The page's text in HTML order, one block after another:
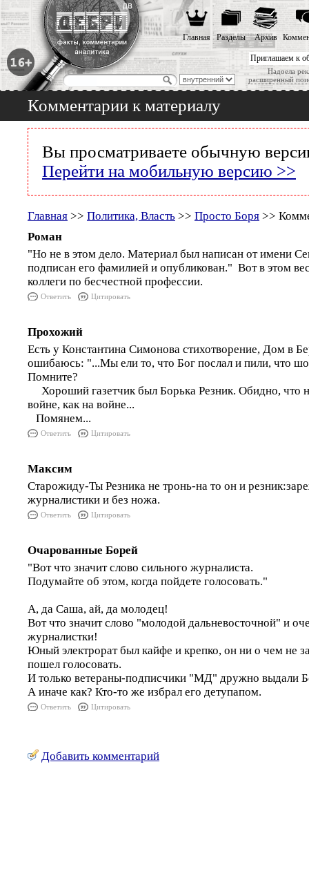
Приглашаем к
Надоела
расширенный
Главная Разделы Архив
Комментарии к материалу
Вы просматриваете обычную
Перейти на мобильную версию >>
Главная >> Политика, Власть >> Просто Боря >>
Роман
"Но не в этом дело. Материал был написан от имени
подписан его фамилией и опубликован." Вот в этом
коллеги по бесчестной профессии.
Ответить Цитировать
Прохожий
Есть у Константина Симонова стихотворение, Дом в
ошибаюсь: "...Мы ели то, что Бог послал и пили, что
Помните?
Хороший газетчик был Борька Резник. Обидно, что
войне, как на войне...
Помянем...
Ответить Цитировать
Максим
Старожиду-Ты Резника не тронь-на то он и
журналистики и без ножа.
Ответить Цитировать
Очарованные Борей
"Вот что значит слово сильного журналиста.
Подумайте об этом, когда пойдете голосовать."
А, да Саша, ай, да молодец!
Вот что значит слово "молодой дальневосточной" и
журналистки!
Юный электрорат был кайфе и крепко, он ни о чем не
пошел голосовать.
И только ветераны-подписчики "МД" дружно выдали
А иначе как? Кто-то же избрал его детупапом.
Ответить Цитировать
Добавить комментарий